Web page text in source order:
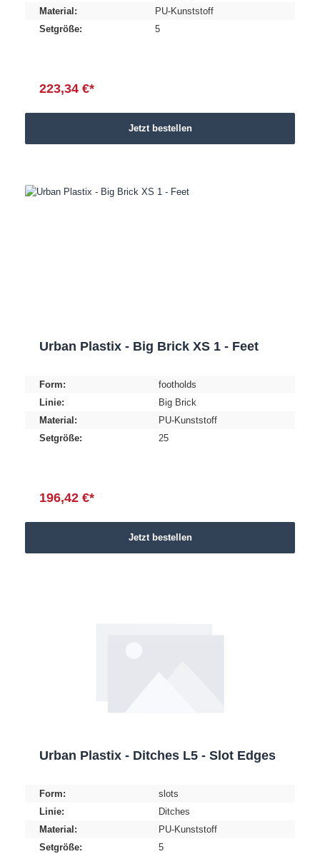
Material:
PU-Kunststoff
Setgröße:
5
223,34 €*
Jetzt bestellen
Urban Plastix - Big Brick XS 1 - Feet
Form:
footholds
Linie:
Big Brick
Material:
PU-Kunststoff
Setgröße:
25
196,42 €*
Jetzt bestellen
Urban Plastix - Ditches L5 - Slot Edges
Form:
slots
Linie:
Ditches
Material:
PU-Kunststoff
Setgröße:
5